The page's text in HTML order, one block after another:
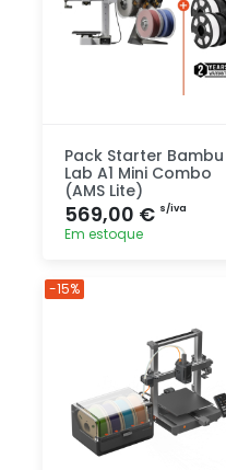
Pack Starter Bambu
Lab A1 Mini Combo
(AMS Lite)
569,00 € s/iva
Em estoque
-15%